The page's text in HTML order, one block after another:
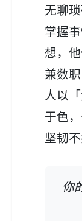
无聊
掌握
想，
兼数
人以
于色
坚韧
你